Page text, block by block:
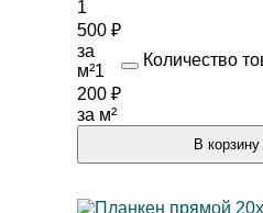
1
500 ₽
за
м²1
200 ₽
за м²
Количество
В корзину